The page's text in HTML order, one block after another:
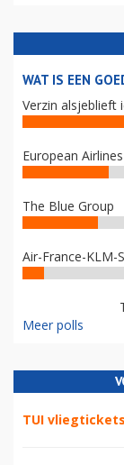
WAT IS EEN
Verzin alsjeblieft
European
The Blue Group
Air-France-KLM-
Meer polls
TUI vliegtickets